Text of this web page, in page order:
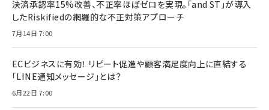
決済承認率15%改善、不正率ほぼゼロを実現。「and ST」が導入
したRiskifiedの網羅的な不正対策アプローチ
7月14日 7:00
ECビジネスに有効！ リピート促進や顧客満足度向上に直結する
「LINE通知メッセージ」とは？
6月22日 7:00